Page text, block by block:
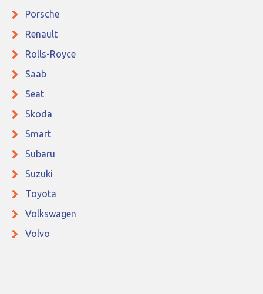
Porsche
Renault
Rolls-Royce
Saab
Seat
Skoda
Smart
Subaru
Suzuki
Toyota
Volkswagen
Volvo